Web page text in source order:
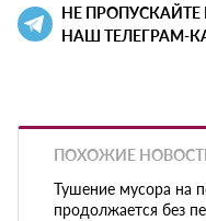
НЕ
НАШ ТЕЛЕГРАМ-
ПОХОЖИЕ
Тушение мусора на
продолжается без